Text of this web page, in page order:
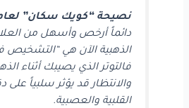
نصيحة “كويك سكان” لعام
دائماً أرخص وأسهل من
الذهبية الآن هي “التشخيص
فالتوتر الذي يصيبك أثناء
والانتظار قد يؤثر سلبياً
القلبية والعصبية.